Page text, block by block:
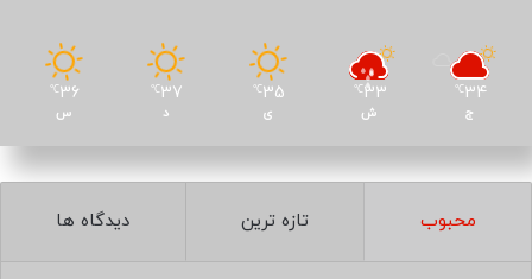
34
℃
ج
33
℃
ش
35
℃
ی
37
℃
د
36
℃
س
محبوب تازه ترین دیدگاه ها